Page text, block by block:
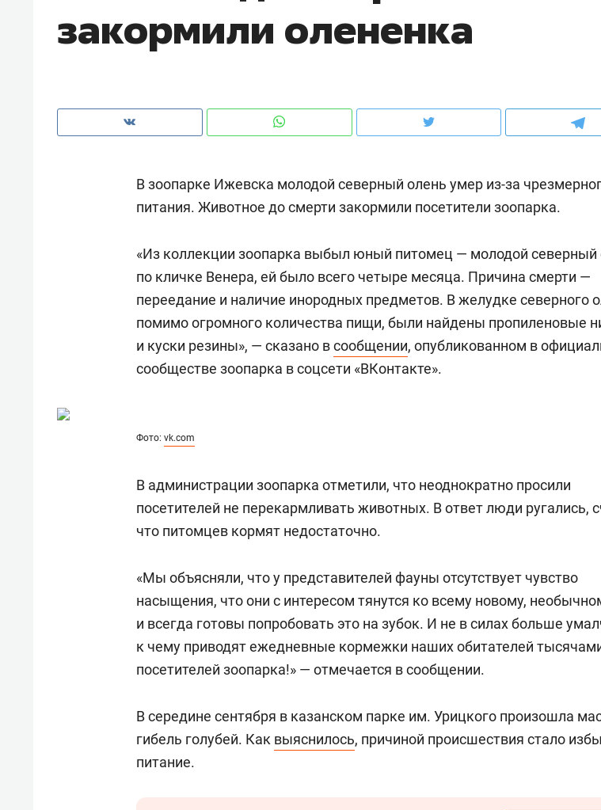
закормили олененка​
В зоопарке Ижевска молодой северный олень умер из-за
питания. Животное до смерти закормили посетители зоопарка.
«Из коллекции зоопарка выбыл юный питомец — молодой северный
по кличке Венера, ей было всего четыре месяца. Причина смерти —
переедание и наличие инородных предметов. В желудке северного
помимо огромного количества пищи, были найдены пропиленовые
и куски резины», — сказано всообщении, опубликованном в
сообществе зоопарка в соцсети «ВКонтакте».
Фото: vk.com
В администрации зоопарка отметили, что неоднократно просили
посетителей не перекармливать животных. В ответ люди ругались,
что питомцев кормят недостаточно.
«Мы объясняли, что у представителей фауны отсутствует чувство
насыщения, что они с интересом тянутся ко всему новому,
и всегда готовы попробовать это на зубок. И не в силах больше
к чему приводят ежедневные кормежки наших обитателей
посетителей зоопарка!» — отмечается в сообщении.
В середине сентября в казанском парке им. Урицкого произошла
гибель голубей. Как выяснилось, причиной происшествия стало
питание.
чем интересен Оман?
Опыт выживания в дикой
природе, работа
с ментальным и физическим
состоянием как основа
Мексика, рок-концерт
и вагон с чак-чаком: как
в Менделеевске прошла
«Гонка Героев»
30
лечит